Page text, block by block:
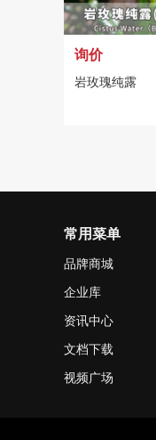
询价
岩玫瑰纯露
常用菜单
品牌商城
企业库
资讯中心
文档下载
视频广场